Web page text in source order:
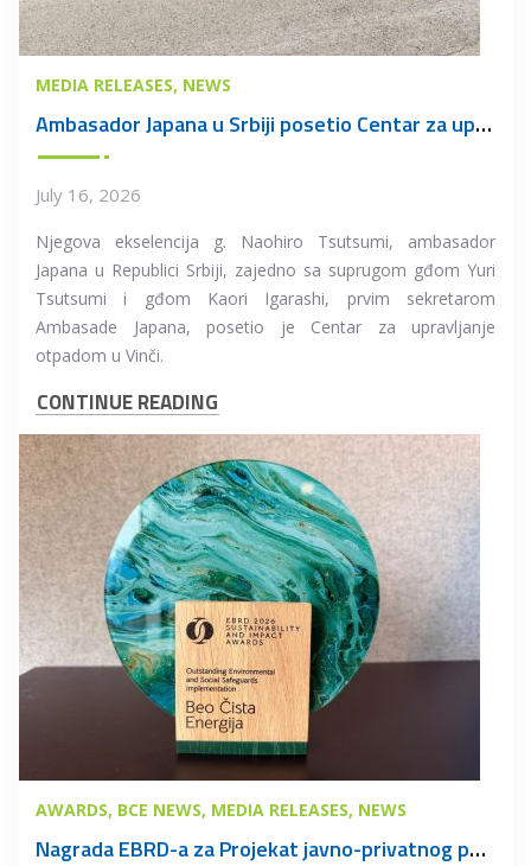
MEDIA RELEASES NEWS
Ambasador Japana u Srbiji posetio Centar za upravljanje otpadom u Vinči
July 16, 2026
Njegova ekselencija g. Naohiro Tsutsumi, ambasador
Japana u Republici Srbiji, zajedno sa suprugom gđom Yuri
Tsutsumi i gđom Kaori Igarashi, prvim sekretarom
Ambasade Japana, posetio je Centar za upravljanje
otpadom u Vinči.
CONTINUE READING
AWARDS BCE NEWS MEDIA RELEASES NEWS
Nagrada EBRD-a za Projekat javno-privatnog partnerstva u oblasti upravljanja otpadom u Beogradu